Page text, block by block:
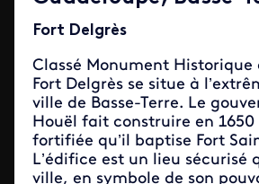
Fort Delgrès
Classé Monument Historique
Fort Delgrès se situe à
ville de Basse-Terre. Le
Houël fait construire en 1650
fortifiée qu’il baptise Fort
L’édifice est un lieu sécurisé
ville, en symbole de son